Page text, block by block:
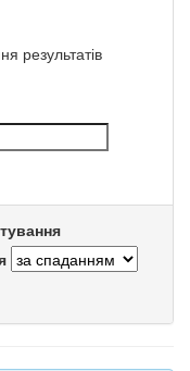
результатів